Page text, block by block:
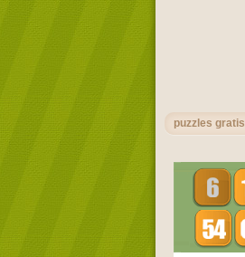
puzzles gratis